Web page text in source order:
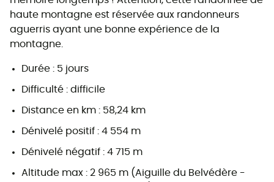
haute montagne est réservée aux randonneurs
aguerris ayant une bonne expérience de la
montagne.
Durée : 5 jours
Difficulté : difficile
Distance en km : 58,24 km
Dénivelé positif : 4 554 m
Dénivelé négatif : 4 715 m
Altitude max : 2 965 m (Aiguille du Belvédère -